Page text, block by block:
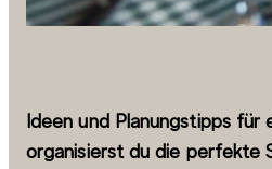
Ideen und Planungstipps für
organisierst du die perfekte